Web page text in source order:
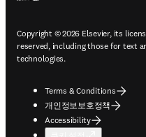
Copyright © 2026 Elsevier, its
reserved, including those for text
technologies.
Terms & Conditions
개인정보보호정책
Accessibility